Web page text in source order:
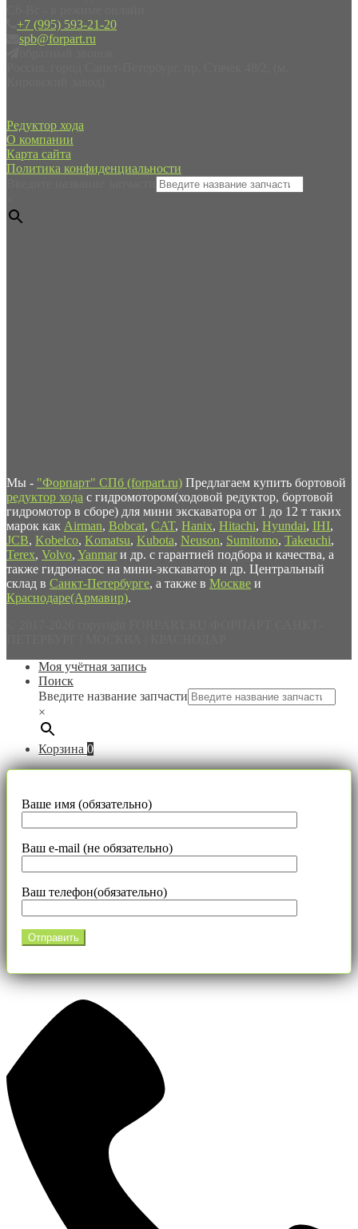
+7 (995) 593-21-20
spb@forpart.ru
Редуктор хода
О компании
Карта сайта
Политика конфиденциальности
Мы - "Форпарт" СПб (forpart.ru) Предлагаем купить бортовой
редуктор хода с гидромотором(ходовой редуктор, бортовой
гидромотор в сборе) для мини экскаватора от 1 до 12 т таких
марок как Airman, Bobcat, CAT, Hanix, Hitachi, Hyundai, IHI,
JCB, Kobelco, Komatsu, Kubota, Neuson, Sumitomo, Takeuchi,
Terex, Volvo, Yanmar и др. с гарантией подбора и качества, а
также гидронасос на мини-экскаватор и др. Центральный
склад в Санкт-Петербурге, а также в Москве и
Краснодаре(Армавир).
Моя учётная запись
Поиск
Введите название запчасти
×
Корзина 0
Ваше имя (обязательно)
Ваш e-mail (не обязательно)
Ваш телефон(обязательно)